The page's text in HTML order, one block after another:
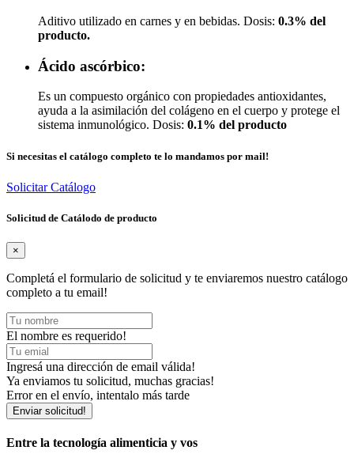
Aditivo utilizado en carnes y en bebidas. Dosis: 0.3% del
producto.
Ácido ascórbico:
Es un compuesto orgánico con propiedades antioxidantes,
ayuda a la asimilación del colágeno en el cuerpo y protege el
sistema inmunológico. Dosis: 0.1% del producto
Si necesitas el catálogo completo te lo mandamos por mail!
Solicitar Catálogo
Solicitud de Catálodo de producto
×
Completá el formulario de solicitud y te enviaremos nuestro catálogo
completo a tu email!
El nombre es requerido!
Ingresá una dirección de email válida!
Ya enviamos tu solicitud, muchas gracias!
Error en el envío, intentalo más tarde
Enviar solicitud!
Entre la tecnología alimenticia y vos